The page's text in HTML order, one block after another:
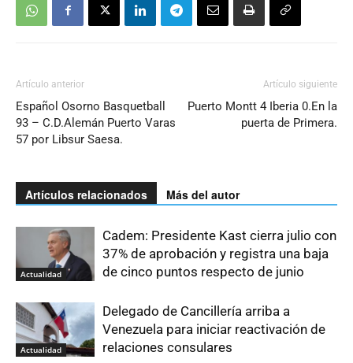
Artículo anterior
Español Osorno Basquetball
93 – C.D.Alemán Puerto Varas
57 por Libsur Saesa.
Artículo siguiente
Puerto Montt 4 Iberia 0.En la
puerta de Primera.
Artículos relacionados Más del autor
Actualidad
Cadem: Presidente Kast cierra julio con
37% de aprobación y registra una baja
de cinco puntos respecto de junio
Actualidad
Delegado de Cancillería arriba a
Venezuela para iniciar reactivación de
relaciones consulares